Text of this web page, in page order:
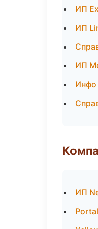
ИП
ИП
ИП
ИП